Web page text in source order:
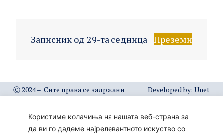
Користиме колачиња на нашата веб-страна за
да ви го дадеме најрелевантното искуство со
Записник од 29-та седница Преземи
Ⓒ 2024 – Сите права се задржани Developed by:Unet